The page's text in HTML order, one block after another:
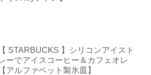
【 STARBUCKS 】シリコンアイスト
ーでアイスコーヒー＆カフェオレ
【アルファベット製氷皿】